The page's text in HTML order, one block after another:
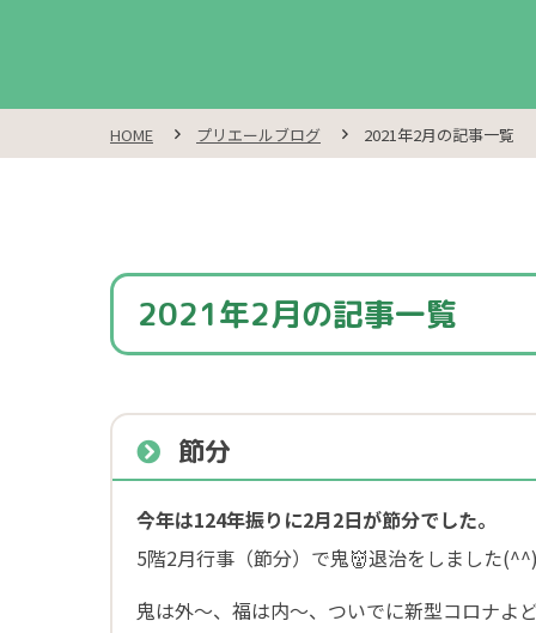
HOME プリエールブログ 2021年2月の記事一覧
2021年2月の記事一覧
節分
今年は124年振りに2月2日が節分でした。
5階2月行事（節分）で鬼👹退治をしました
鬼は外～、福は内～、ついでに新型コロナよ